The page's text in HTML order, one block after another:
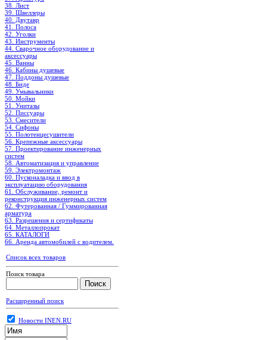
38. Лист
39. Швеллеры
40. Двутавр
41. Полоса
42. Уголки
43. Инструменты
44. Сварочное оборудование и
аксессуары
45. Ванны
46. Кабины душевые
47. Поддоны душевые
48. Биде
49. Умывальники
50. Мойки
51. Унитазы
52. Писсуары
53. Смесители
54. Сифоны
55. Полотенцесушители
56. Крепежные аксессуары
57. Проектирование инженерных
систем
58. Автоматизация и управление
59. Электромонтаж
60. Пусконаладка и ввод в
эксплуатацию оборудования
61. Обслуживание, ремонт и
реконструкция инженерных систем
62. Футерованная / Гуммированная
арматура
63. Разрешения и сертификаты
64. Металлопрокат
65. КАТАЛОГИ
66. Аренда автомобилей с водителем.
Список всех товаров
Поиск товара
Расширенный поиск
Новости INEN.RU